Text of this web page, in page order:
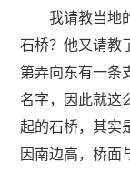
我请教当地
石桥？他又请教
第弄向东有一条
名字，因此就这
起的石桥，其实
因南边高，桥面